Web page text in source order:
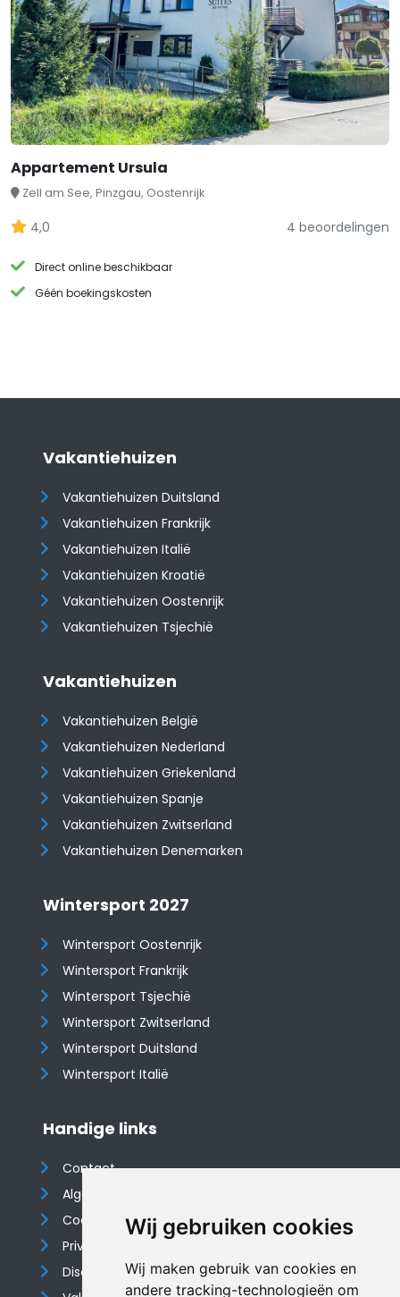
Wij gebruiken cookies
Wij maken gebruik van cookies en
andere tracking-technologieën om
Appartement Ursula
Zell am See, Pinzgau, Oostenrijk
4,0 4 beoordelingen
Direct online beschikbaar
Géén boekingskosten
Vakantiehuizen
Vakantiehuizen Duitsland
Vakantiehuizen Frankrijk
Vakantiehuizen Italië
Vakantiehuizen Kroatië
​​​​​​​Vakantiehuizen Oostenrijk
Vakantiehuizen Tsjechië
Vakantiehuizen
Vakantiehuizen België
Vakantiehuizen Nederland
Vakantiehuizen Griekenland
Vakantiehuizen Spanje
​​​​​​​Vakantiehuizen Zwitserland
Vakantiehuizen Denemarken
Wintersport 2027
Wintersport Oostenrijk
Wintersport Frankrijk
Wintersport Tsjechië
Wintersport Zwitserland
Wintersport Duitsland
Wintersport Italië
Handige links
Contact
Algemene voorwaarden
Cookieverklaring
Privacyverklaring
Disclaimer